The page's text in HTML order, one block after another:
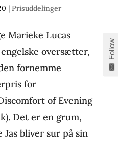
| Prisuddelinger
Marieke Lucas
oversætter,
fornemme
for
of Evening
Det er en grum,
bliver sur på sin
Follow